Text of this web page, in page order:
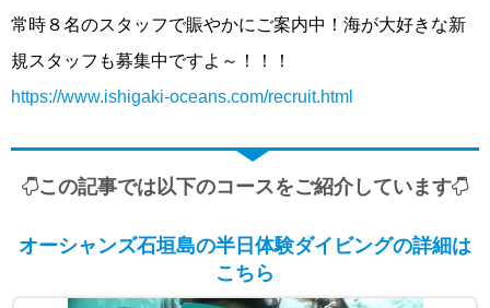
常時８名のスタッフで賑やかにご案内中！海が大好きな新
規スタッフも募集中ですよ～！！！
https://www.ishigaki-oceans.com/recruit.html
この記事では以下のコースをご紹介しています
オーシャンズ石垣島の半日体験ダイビングの詳細は
こちら